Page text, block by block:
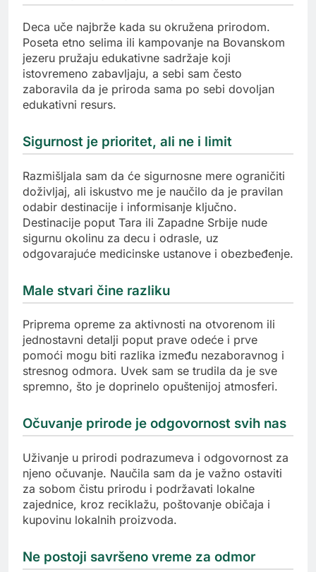
Deca uče najbrže kada su okružena prirodom.
Poseta etno selima ili kampovanje na Bovanskom
jezeru pružaju edukativne sadržaje koji
istovremeno zabavljaju, a sebi sam često
zaboravila da je priroda sama po sebi dovoljan
edukativni resurs.
Sigurnost je prioritet, ali ne i limit
Razmišljala sam da će sigurnosne mere ograničiti
doživljaj, ali iskustvo me je naučilo da je pravilan
odabir destinacije i informisanje ključno.
Destinacije poput Tara ili Zapadne Srbije nude
sigurnu okolinu za decu i odrasle, uz
odgovarajuće medicinske ustanove i obezbeđenje.
Male stvari čine razliku
Priprema opreme za aktivnosti na otvorenom ili
jednostavni detalji poput prave odeće i prve
pomoći mogu biti razlika između nezaboravnog i
stresnog odmora. Uvek sam se trudila da je sve
spremno, što je doprinelo opuštenijoj atmosferi.
Očuvanje prirode je odgovornost svih nas
Uživanje u prirodi podrazumeva i odgovornost za
njeno očuvanje. Naučila sam da je važno ostaviti
za sobom čistu prirodu i podržavati lokalne
zajednice, kroz reciklažu, poštovanje običaja i
kupovinu lokalnih proizvoda.
Ne postoji savršeno vreme za odmor